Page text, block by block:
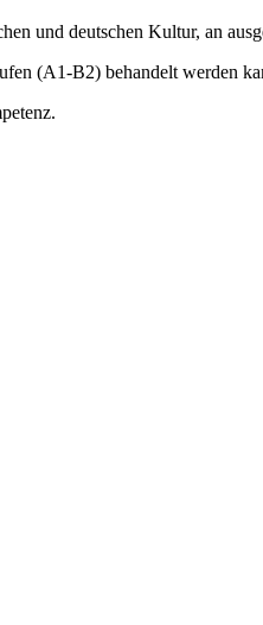
und deutschen Kultur, an
(A1-B2) behandelt werden